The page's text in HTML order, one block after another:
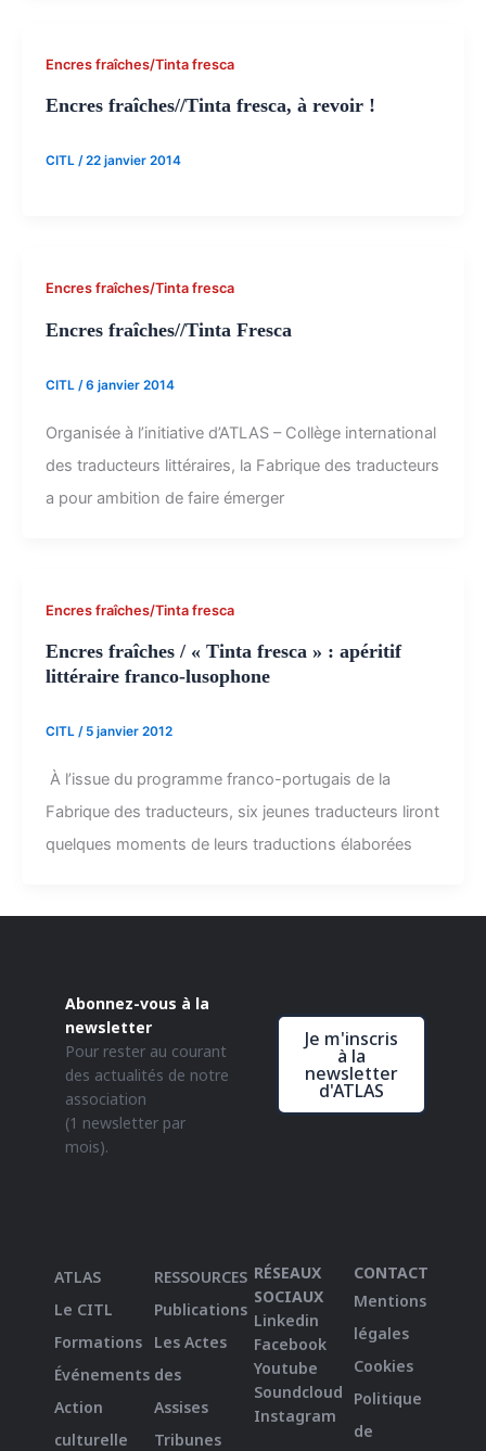
Encres fraîches/Tinta fresca
Encres fraîches//Tinta fresca, à revoir !
CITL /22 janvier 2014
Encres fraîches/Tinta fresca
Encres fraîches//Tinta Fresca
CITL /6 janvier 2014
Organisée à l’initiative d’ATLAS – Collège international
des traducteurs littéraires, la Fabrique des traducteurs
a pour ambition de faire émerger
Encres fraîches/Tinta fresca
Encres fraîches / « Tinta fresca » : apéritif
littéraire franco-lusophone
CITL / 5 janvier 2012
À l’issue du programme franco-portugais de la
Fabrique des traducteurs, six jeunes traducteurs liront
quelques moments de leurs traductions élaborées
Abonnez-vous à la
newsletter
Pour rester au courant
des actualités de notre
association
(1 newsletter par
mois).
Je m'inscris
à la
newsletter
d'ATLAS
ATLAS
Le CITL
Formations
Événements
Action
culturelle
RESSOURCES
Publications
Les Actes
des
Assises
Tribunes
RÉSEAUX
SOCIAUX
Linkedin
Facebook
Youtube
Soundcloud
Instagram
CONTACT
Mentions
légales
Cookies
Politique
de